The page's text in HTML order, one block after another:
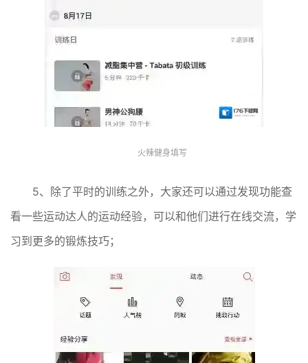
火辣健身填写
5、除了平时的训练之外，大家还可以通过发现功能查
看一些运动达人的运动经验，可以和他们进行在线交流，学
习到更多的锻炼技巧；